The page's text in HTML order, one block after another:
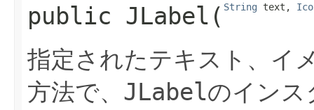
public JLabel ​( String text,
指定されたテキスト、イ
方法で、 JLabelのインス